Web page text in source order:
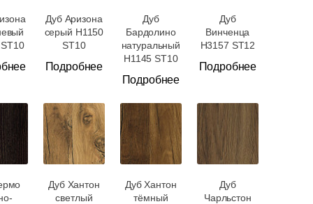
Дуб Аризона
серый H1150
ST10
Подробнее
Дуб
Бардолино
натуральный
H1145 ST10
Подробнее
Дуб
Винченца
H3157 ST12
Подробнее
Дуб Хантон
светлый
Дуб Хантон
тёмный
Дуб
Чарльстон